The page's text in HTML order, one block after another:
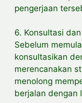
pengerjaan
6. Konsultasi
Sebelum
konsultasikan
merencanakan
menolong
berjalan dengan